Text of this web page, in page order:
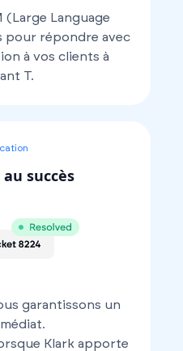
(Large Language
pour répondre avec
à vos clients à
T.
succès
garantissons un
Klark apporte